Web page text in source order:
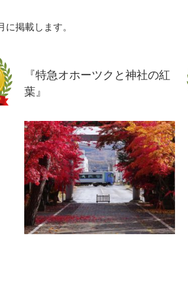
掲載します。
『特急オホーツクと神社の紅
葉』